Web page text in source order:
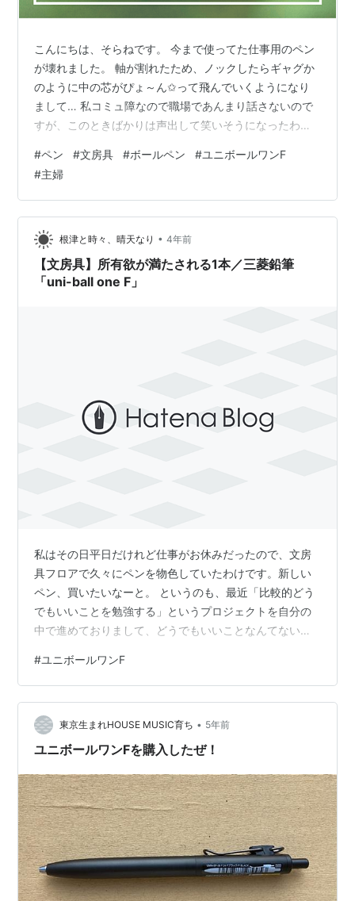
こんにちは、そらねです。 今まで使ってた仕事用のペン
が壊れました。 軸が割れたため、ノックしたらギャグか
のように中の芯がぴょ～ん✩って飛んでいくようになり
まして… 私コミュ障なので職場であんまり話さないので
すが、このときばかりは声出して笑いそうになったわ。
残念だけど使えなくなってしまったので、久しぶりに新
しいボールペンを買いました。 マニアではないものの、
文房具が好きなので、新しいペンとかを買うとそれだけ
で仕事頑張れそうな気がします。（ちょっとだけね） 新
しく購入したのは「ユニボールワンF」っていう三菱鉛筆
さんのボールペンです。 ユニボール…
#ペン #文房具 #ボールペン #ユニボールワンF
#主婦
根津と時々、晴天なり • 4年前
【文房具】所有欲が満たされる1本／三菱鉛筆
「uni-ball one F」
私はその日平日だけれど仕事がお休みだったので、文房
具フロアで久々にペンを物色していたわけです。新しい
ペン、買いたいなーと。 というのも、最近「比較的どう
でもいいことを勉強する」というプロジェクトを自分の
中で進めておりまして、どうでもいいことなんてないっ
もいいだろってことを積極的に勉強しようと思っており
ます。なんで？ その方が楽しいからに決まってるだろ。
で、ルーズリーフ vs ノート という永遠に決着のつかな
い戦いを繰り広げておりまして、現在のところはノート
に軍配が上がりそうで、なのでノートを使っています。
#ユニボールワンF
東京生まれHOUSE MUSIC育ち • 5年前
ユニボールワンFを購入したぜ！